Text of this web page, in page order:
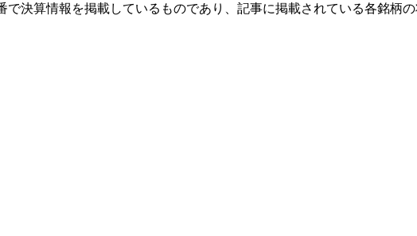
決算情報を掲載しているものであり、記事に掲載されている各銘柄